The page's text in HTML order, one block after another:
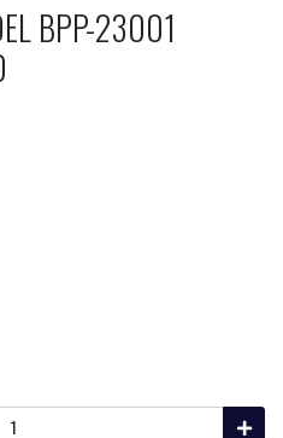
BPP-23001